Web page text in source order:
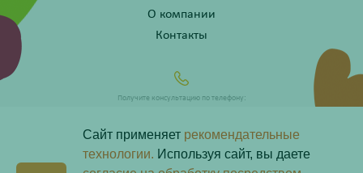
О компании
Контакты
Получите консультацию по телефону:
Сайт применяет рекомендательные
технологии. Используя сайт, вы даете